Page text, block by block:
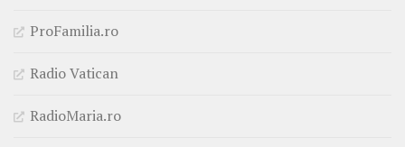
ProFamilia.ro
Radio Vatican
RadioMaria.ro